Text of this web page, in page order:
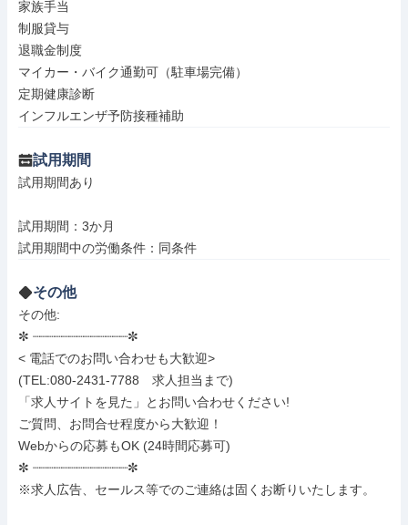
家族手当
制服貸与
退職金制度
マイカー・バイク通勤可（駐車場完備）
定期健康診断
インフルエンザ予防接種補助
試用期間
試用期間あり
試用期間：3か月
試用期間中の労働条件：同条件
その他
その他:
✼ ┈┈┈┈┈┈┈┈┈┈┈┈┈✼
< 電話でのお問い合わせも大歓迎>
(TEL:080-2431-7788　求人担当まで)
「求人サイトを見た」とお問い合わせください!
ご質問、お問合せ程度から大歓迎！
Webからの応募もOK (24時間応募可)
✼ ┈┈┈┈┈┈┈┈┈┈┈┈┈✼
※求人広告、セールス等でのご連絡は固くお断りいたします。